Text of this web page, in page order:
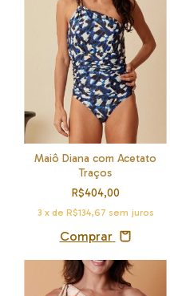
Maiô Diana com Acetato
Traços
R$404,00
3 x de R$134,67 sem juros
Comprar